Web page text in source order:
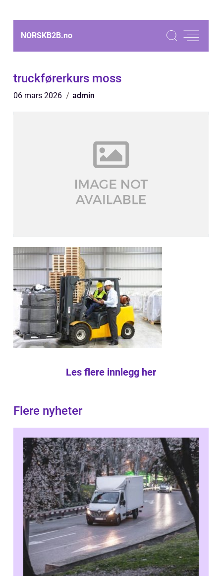
NORSKB2B.no
truckførerkurs moss
06 mars 2026 admin
Les flere innlegg her
Flere nyheter